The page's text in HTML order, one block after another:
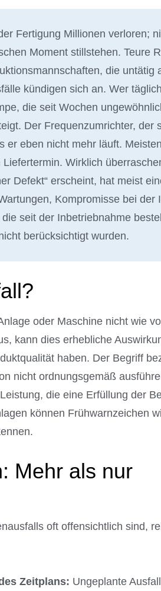
Fertigung Millionen verloren;
Moment stillstehen. Teure
die untätig
kündigen sich an. Wer
die seit Wochen
Der Frequenzumrichter, der
er eben nicht mehr läuft.
Wirklich
Defekt“ erscheint, hat meist
Kompromisse bei der
seit der Inbetriebnahme
berücksichtigt wurden.
oder Maschine nicht wie
kann dies erhebliche
haben. Der Begriff
nicht ordnungsgemäß
die eine Erfüllung der
können Frühwarnzeichen
Mehr als nur
oft offensichtlich sind,
Zeitplans: Ungeplante